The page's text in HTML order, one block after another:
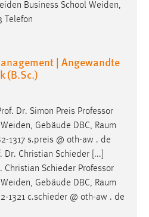
Business School Weiden,
Telefon
| Angewandte
(B.Sc.)
Dr. Simon Preis Professor
Gebäude DBC, Raum
1317 s.preis @ oth-aw . de
Dr. Christian Schieder [...]
Christian Schieder Professor
Gebäude DBC, Raum
1321 c.schieder @ oth-aw . de